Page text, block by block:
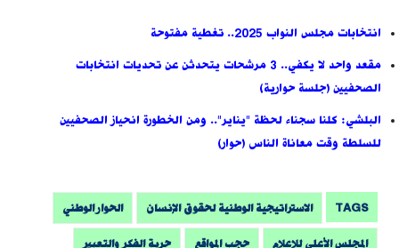
انتخابات مجلس النواب 2025.. تغطية مفتوحة
مقعد واحد لا يكفي.. 3 مرشحات يتحدثن عن تحديات انتخابات
الصحفيين (جلسة حوارية)
البلشي: كلنا سجناء لحظة "يناير".. ومن الخطورة انحياز الصحفيين
للسلطة وقت معاناة الناس (حوار)
TAGS الاستراتيجية الوطنية لحقوق الإنسان الحوار الوطني
المجلس الأعلي للإعلام حجب المواقع حرية الفكر والتعبير